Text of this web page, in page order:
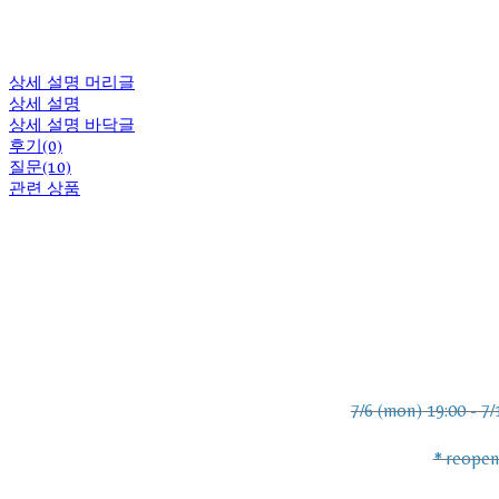
상세 설명 머리글
상세 설명
상세 설명 바닥글
후기(0)
질문(10)
관련 상품
7/6 (mon) 19:00 -
*